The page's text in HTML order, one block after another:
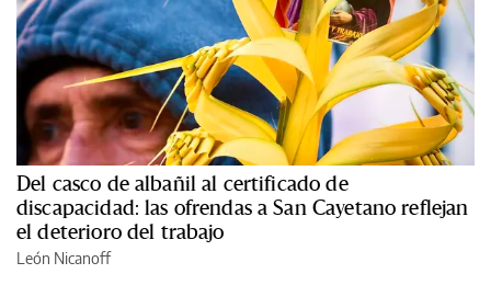
Del casco de albañil al certificado de
discapacidad: las ofrendas a San Cayetano reflejan
el deterioro del trabajo
León Nicanoff